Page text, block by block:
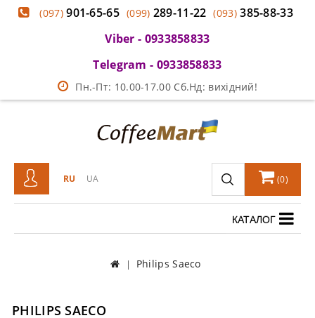
(097)901-65-65 (099) 289-11-22 (093)385-88-33
Viber - 0933858833
Telegram - 0933858833
Пн.-Пт: 10.00-17.00 Сб.Нд: вихідний!
RU UA (0)
КАТАЛОГ
Philips Saeco
PHILIPS SAECO